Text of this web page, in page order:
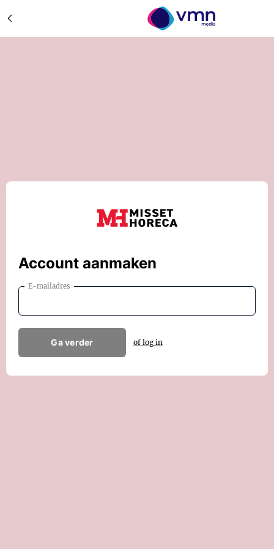
Account aanmaken
E-mailadres
Ga verder of log in